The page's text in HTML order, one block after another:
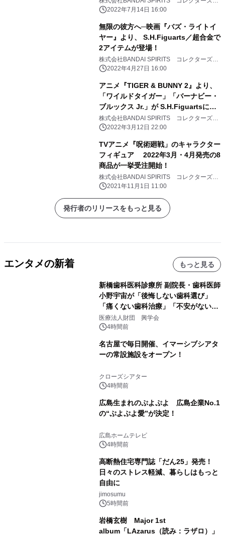
業部2022年7月14日 16:00
無限の彼方へ─映画『バズ・ライトイ
ヤー』より、 S.H.Figuarts／超合金で
2アイテムが登場！
株式会社BANDAI SPIRITS コレクターズ事
業部2022年4月27日 16:00
アニメ『TIGER & BUNNY 2』より、
「ワイルドタイガー」「バーナビー・
ブルックス Jr.」が S.H.Figuartsに登
場！
株式会社BANDAI SPIRITS コレクターズ事
業部2022年3月12日 22:00
TVアニメ『呪術廻戦」のキャラクター
フィギュア 2022年3月・4月発売の8
商品が一挙受注開始！
株式会社BANDAI SPIRITS コレクターズ事
業部2021年11月1日 11:00
発行者のリリースをもっと見る
エンタメの新着 もっと見る
新橋歯科医科診療所 副院長・歯科医師
小野宇宙が「後悔しない歯科選び」
「痛くない歯科治療」「不安がない治
療計画」をテーマに専門監修
医療法人財団 興学会
4時間前
名古屋で毎日開催、イマーシブシアタ
ーの常設施設をオープン！
クローズシアター
4時間前
広島生まれのぷよぷよ 広島企業No.1
の“ぷよぷよ愛”が決定！
広島ホームテレビ
4時間前
高断熱住宅専門誌「だん25」発売！
日々のストレス軽減、暮らしはもっと
自由に
jimosumu
5時間前
岩橋玄樹 Major 1st
album「LAzarus（読み：ラザロ）」